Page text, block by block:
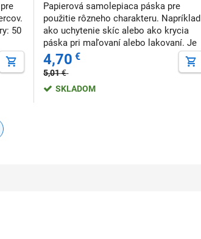
50
Papierová samolepiaca páska pre
použitie rôzneho charakteru. Napríklad
ako uchytenie skíc alebo ako krycia
páska pri maľovaní alebo lakovaní. Je
odolná voči pôsobeniu vlhkosti, veľmi
jednoducho sa strháva a po odlepení
nezanecháva stopy po lepidle. Rozme
4,70 €
5,01€
SKLADOM